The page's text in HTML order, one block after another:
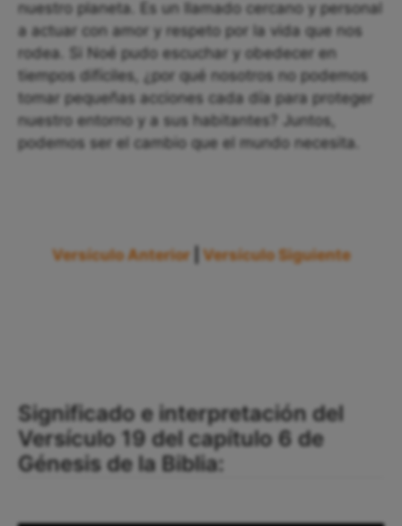
nuestro planeta. Es un llamado cercano y personal
a actuar con amor y respeto por la vida que nos
rodea. Si Noé pudo escuchar y obedecer en
tiempos difíciles, ¿por qué nosotros no podemos
tomar pequeñas acciones cada día para proteger
nuestro entorno y a sus habitantes? Juntos,
podemos ser el cambio que el mundo necesita.
Versículo Anterior Versículo Siguiente
Significado e interpretación del
Versículo 19 del capítulo 6 de
Génesis de la Biblia: